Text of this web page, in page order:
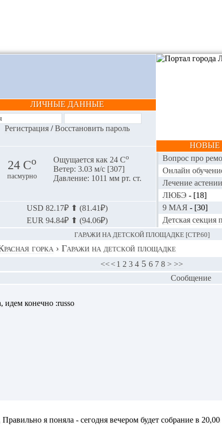
ЛИЧНЫЕ ДАННЫЕ
Регистрация/Восстановить пароль
24 Сo
пасмурно
Ощущается как 24 Сo
Ветер: 3.03 м/с [307]
Давление: 1011 мм рт. ст.
USD 82.17₽ ⬆ (81.41₽)
EUR 94.84₽ ⬆ (94.06₽)
НОВЫЕ
Вопрос про
Онлайн
Лечение
ЛЮБЭ - [18]
9 МАЯ - [30]
Детская
ГАРАЖИ НА ДЕТСКОЙ ПЛОЩАДКЕ [СТР.60]
горка› Гаражи на детской площадке
<<<1 2 3 4 5 6 7 8 > >>
Сообщение
идем конечно :russo
я поняла - сегодня вечером будет собрание в